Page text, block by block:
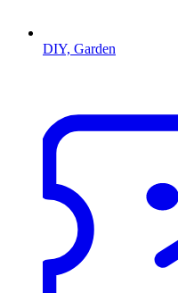
DIY, Garden